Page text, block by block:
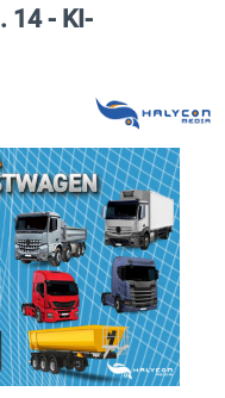
OMSI 2 Add-on Citybus o530
14 - KI-